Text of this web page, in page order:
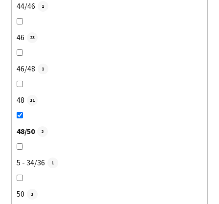
44/46 1
46 23
46/48 1
48 11
48/50 2
5 - 34/36 1
50 1